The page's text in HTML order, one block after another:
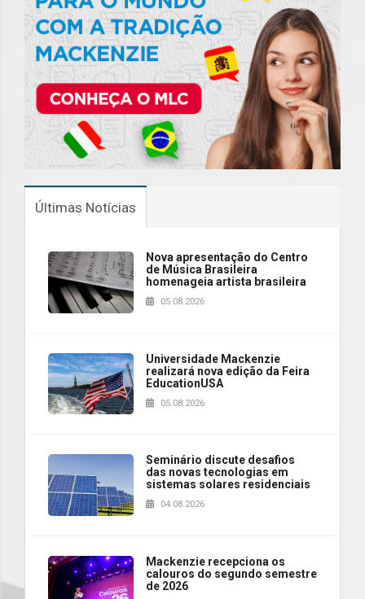
Últimas Notícias
Nova apresentação do Centro
de Música Brasileira
homenageia artista brasileira
05.08.2026
Universidade Mackenzie
realizará nova edição da Feira
EducationUSA
05.08.2026
Seminário discute desafios
das novas tecnologias em
sistemas solares residenciais
04.08.2026
Mackenzie recepciona os
calouros do segundo semestre
de 2026